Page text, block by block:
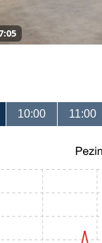
10:00 11:00